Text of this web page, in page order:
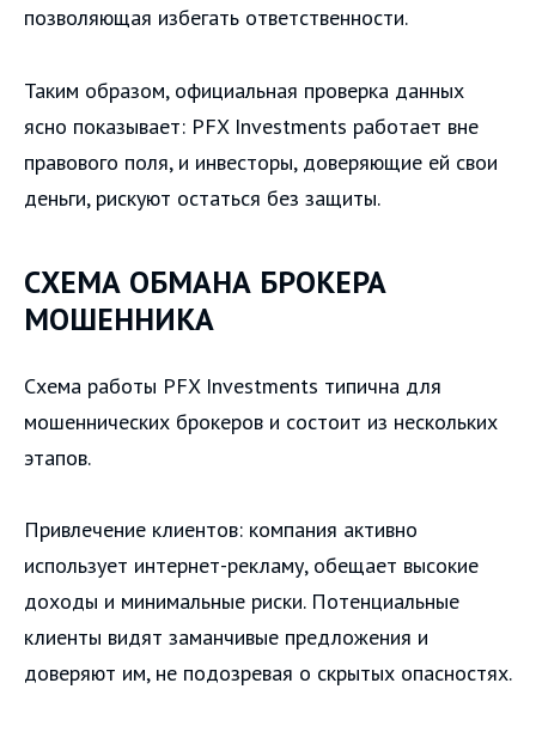
позволяющая избегать ответственности.
Таким образом, официальная проверка данных
ясно показывает: PFX Investments работает вне
правового поля, и инвесторы, доверяющие ей свои
деньги, рискуют остаться без защиты.
СХЕМА ОБМАНА БРОКЕРА
МОШЕННИКА
Схема работы PFX Investments типична для
мошеннических брокеров и состоит из нескольких
этапов.
Привлечение клиентов: компания активно
использует интернет-рекламу, обещает высокие
доходы и минимальные риски. Потенциальные
клиенты видят заманчивые предложения и
доверяют им, не подозревая о скрытых опасностях.